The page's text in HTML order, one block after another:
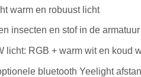
warm en robuust licht
insecten en stof in de armatuur
licht: RGB + warm wit en koud
bluetooth Yeelight